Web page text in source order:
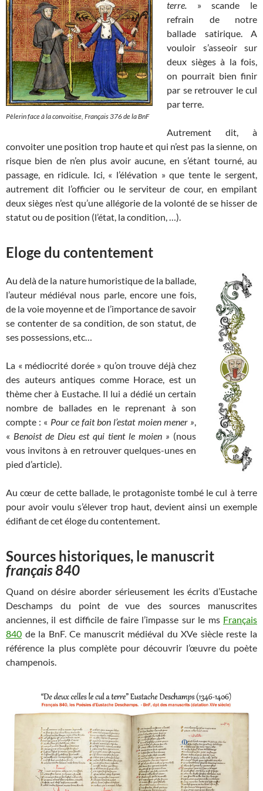
Pèlerin face à la convoitise, Français 376 de la BnF
terre. » scande le
refrain de notre
ballade satirique. A
vouloir s’asseoir sur
deux sièges à la fois,
on pourrait bien finir
par se retrouver le cul
par terre.
Autrement dit, à
convoiter une position trop haute et qui n’est pas la sienne, on
risque bien de n’en plus avoir aucune, en s’étant tourné, au
passage, en ridicule. Ici, « l’élévation » que tente le sergent,
autrement dit l’officier ou le serviteur de cour, en empilant
deux sièges n’est qu’une allégorie de la volonté de se hisser de
statut ou de position (l’état, la condition, …).
Eloge du contentement
Au delà de la nature humoristique de la ballade,
l’auteur médiéval nous parle, encore une fois,
de la voie moyenne et de l’importance de savoir
se contenter de sa condition, de son statut, de
ses possessions, etc…
La « médiocrité dorée » qu’on trouve déjà chez
des auteurs antiques comme Horace, est un
thème cher à Eustache. Il lui a dédié un certain
nombre de ballades en le reprenant à son
compte : « Pour ce fait bon l’estat moien mener »,
« Benoist de Dieu est qui tient le moien » (nous
vous invitons à en retrouver quelques-unes en
pied d’article).
Au cœur de cette ballade, le protagoniste tombé le cul à terre
pour avoir voulu s’élever trop haut, devient ainsi un exemple
édifiant de cet éloge du contentement.
Sources historiques, le manuscrit
français 840
Quand on désire aborder sérieusement les écrits d’Eustache
Deschamps du point de vue des sources manuscrites
anciennes, il est difficile de faire l’impasse sur le ms Français
840 de la BnF. Ce manuscrit médiéval du XVe siècle reste la
référence la plus complète pour découvrir l’œuvre du poète
champenois.